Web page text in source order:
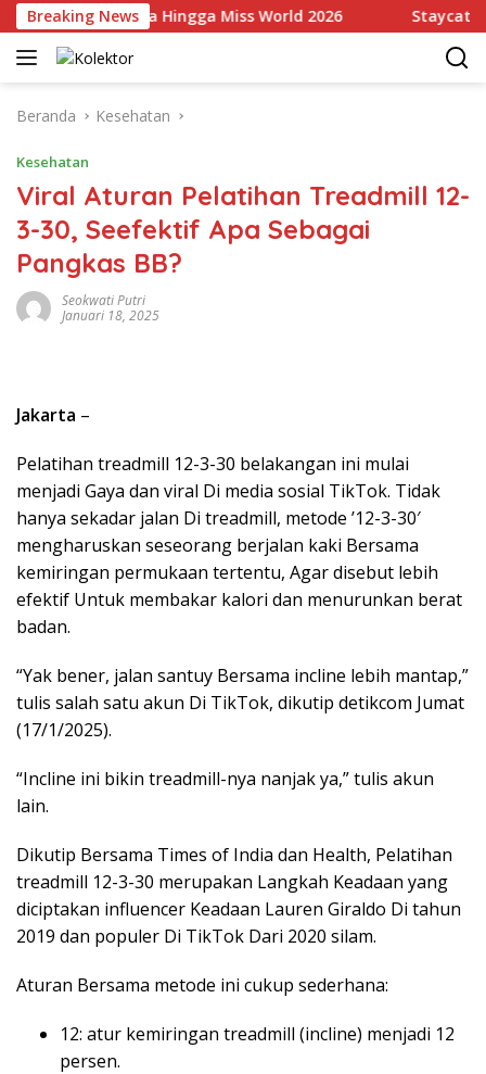
Langsung
ke
konten
Breaking News
Indonesia Hingga Miss World 2026 Staycation
Beranda Kesehatan
Kesehatan
Viral Aturan Pelatihan Treadmill 12-
3-30, Seefektif Apa Sebagai
Pangkas BB?
Seokwati Putri
Januari 18, 2025
Jakarta –
Pelatihan treadmill 12-3-30 belakangan ini mulai
menjadi Gaya dan viral Di media sosial TikTok. Tidak
hanya sekadar jalan Di treadmill, metode ’12-3-30′
mengharuskan seseorang berjalan kaki Bersama
kemiringan permukaan tertentu, Agar disebut lebih
efektif Untuk membakar kalori dan menurunkan berat
badan.
“Yak bener, jalan santuy Bersama incline lebih mantap,”
tulis salah satu akun Di TikTok, dikutip detikcom Jumat
(17/1/2025).
“Incline ini bikin treadmill-nya nanjak ya,” tulis akun
lain.
Dikutip Bersama Times of India dan Health, Pelatihan
treadmill 12-3-30 merupakan Langkah Keadaan yang
diciptakan influencer Keadaan Lauren Giraldo Di tahun
2019 dan populer Di TikTok Dari 2020 silam.
Aturan Bersama metode ini cukup sederhana:
12: atur kemiringan treadmill (incline) menjadi 12
persen.